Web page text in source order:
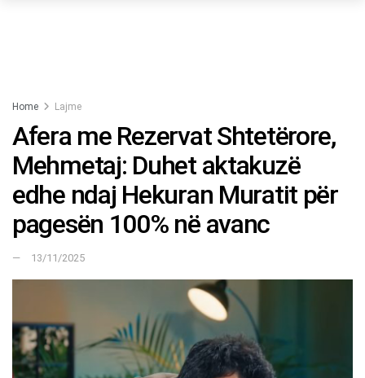
Home Lajme
Afera me Rezervat Shtetërore,
Mehmetaj: Duhet aktakuzë
edhe ndaj Hekuran Muratit për
pagesën 100% në avanc
13/11/2025